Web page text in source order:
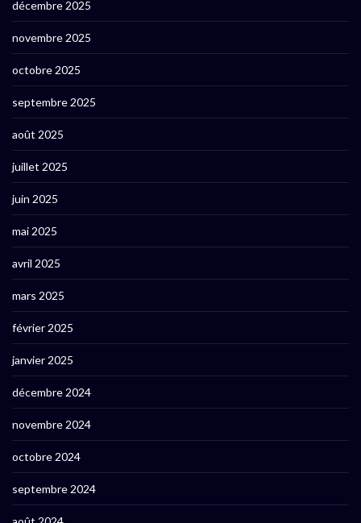
décembre 2025
novembre 2025
octobre 2025
septembre 2025
août 2025
juillet 2025
juin 2025
mai 2025
avril 2025
mars 2025
février 2025
janvier 2025
décembre 2024
novembre 2024
octobre 2024
septembre 2024